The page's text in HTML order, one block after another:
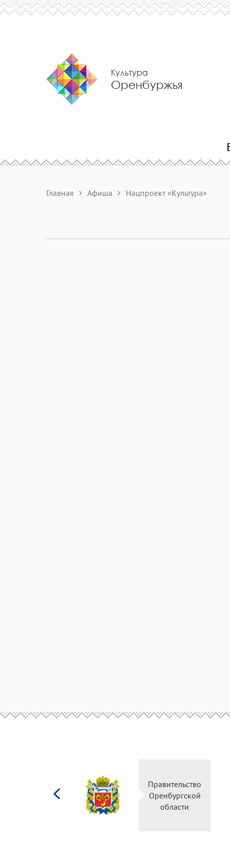
Культура
Оренбуржья
Главная Афиша Нацпроект «Культура»
Министерство
культуры
Российской
федерации